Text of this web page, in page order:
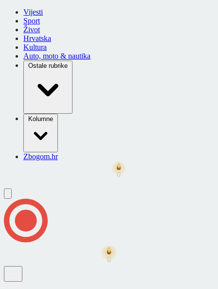
Vijesti
Sport
Život
Hrvatska
Kultura
Auto, moto & nautika
Ostale rubrike
Kolumne
Zbogom.hr